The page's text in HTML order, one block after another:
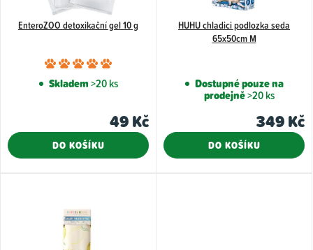
t
ů
EnteroZOO detoxikační gel 10 g
Průměrné
hodnocení
je
5,0
Skladem>20 ks
49 Kč
DO KOŠÍKU
HUHU chladici podlozka seda
65x50cm M
Dostupné pouze na
prodejně>20 ks
349 Kč
DO KOŠÍKU